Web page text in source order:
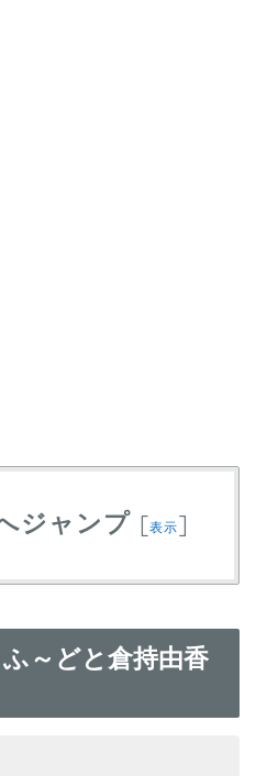
ジャンプ [表示]
～どと倉持由香